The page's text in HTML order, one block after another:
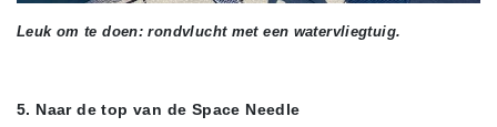
Leuk om te doen: rondvlucht met een watervliegtuig.
5. Naar de top van de Space Needle